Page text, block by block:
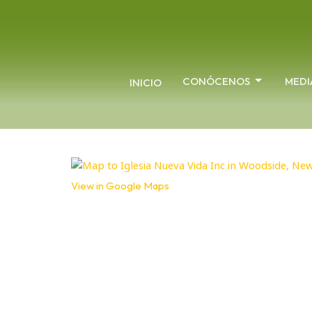
INICIO CONÓCENOS
View in Google Maps